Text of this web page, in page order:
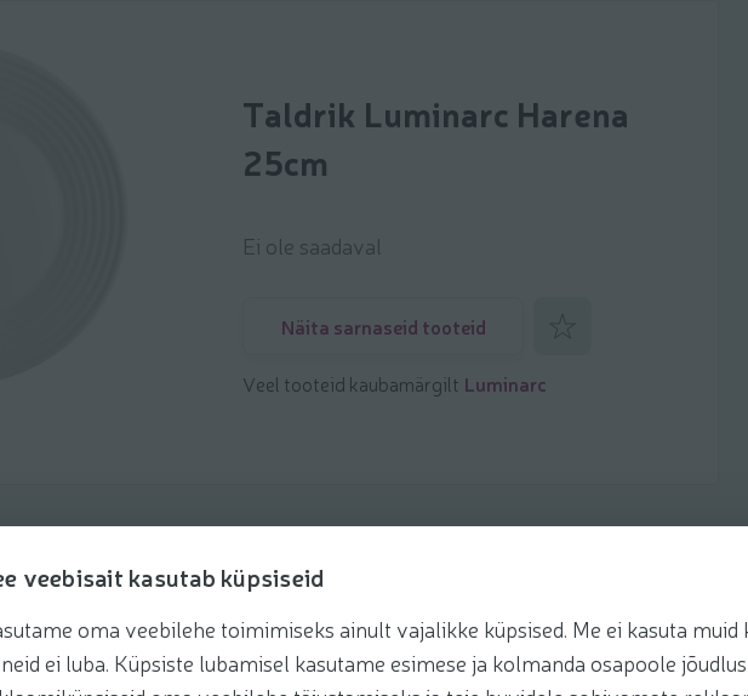
veebisait kasutab küpsiseid
oma veebilehe toimimiseks ainult vajalikke küpsised. Me ei kasuta muid
ei luba. Küpsiste lubamisel kasutame esimese ja kolmanda osapoole
Taldrik Luminarc Harena
25cm
Ei ole saadaval
Näita sarnaseid tooteid
Veel tooteid kaubamärgilt Luminarc
tooted